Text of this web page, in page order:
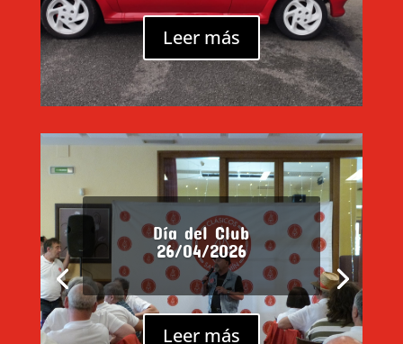
Leer más
Día del Club
26/04/2026
Leer más
Día del Motor en
Peralta 11-04-2026